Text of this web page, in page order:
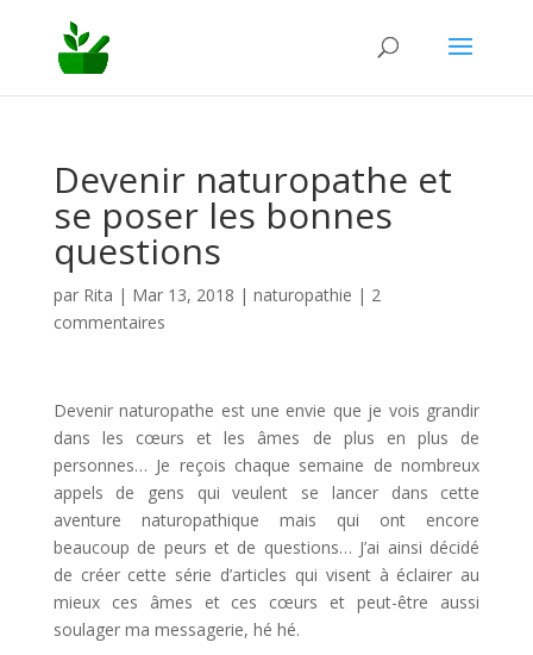
Devenir naturopathe et
se poser les bonnes
questions
par Rita | Mar 13, 2018 | naturopathie | 2
commentaires
Devenir naturopathe est une envie que je vois grandir
dans les cœurs et les âmes de plus en plus de
personnes… Je reçois chaque semaine de nombreux
appels de gens qui veulent se lancer dans cette
aventure naturopathique mais qui ont encore
beaucoup de peurs et de questions… J’ai ainsi décidé
de créer cette série d’articles qui visent à éclairer au
mieux ces âmes et ces cœurs et peut-être aussi
soulager ma messagerie, hé hé.